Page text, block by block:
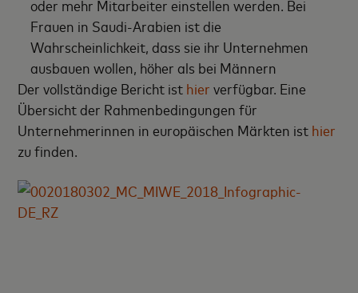
oder mehr Mitarbeiter einstellen werden. Bei
Frauen in Saudi-Arabien ist die
Wahrscheinlichkeit, dass sie ihr Unternehmen
ausbauen wollen, höher als bei Männern
Der vollständige Bericht ist hier verfügbar. Eine
Übersicht der Rahmenbedingungen für
Unternehmerinnen in europäischen Märkten ist hier
zu finden.